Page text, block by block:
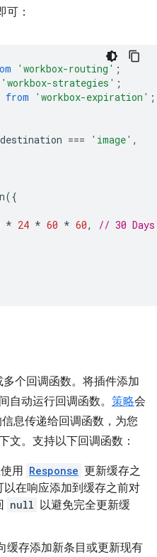
可：
'workbox-routing' ;
'workbox-strategies' ;
from 'workbox-expiration' ;
destination === 'image' ,
({
* 24 * 60 * 60,
// 30 Days
个回调函数。将插件添加
自动运行回调函数。 策略会
息传递给回调函数，为您
文。支持以下回调函数：
使用 Response 更新缓存之
在响应添加到缓存之前对
null 以避免完全更新缓
缓存添加新条目或更新现有